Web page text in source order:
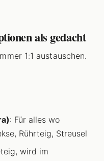
als gedacht
1:1 austauschen.
: Für alles wo
Rührteig, Streusel
wird im